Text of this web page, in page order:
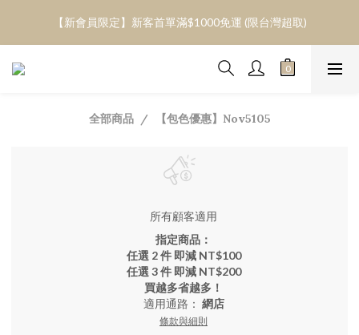
【超取免運】轉帳滿$3000 / 信用卡滿$3800 /Apple pay滿$4000/
信用卡分三期(0息)滿$6000
【新會員限定】新客首單滿$1000免運 (限台灣超取)
【超取免運】轉帳滿$3000 / 信用卡滿$3800 /Apple pay滿$4000/
信用卡分三期(0息)滿$6000
全部商品 【包色優惠】Nov5105
所有顧客適用
指定商品：
任選 2 件 即減 NT$100
任選 3 件 即減 NT$200
買越多省越多！
適用通路： 網店
條款與細則